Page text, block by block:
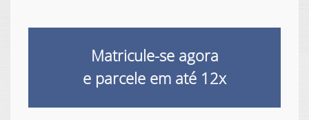
Matricule-se agora
e parcele em até 12x